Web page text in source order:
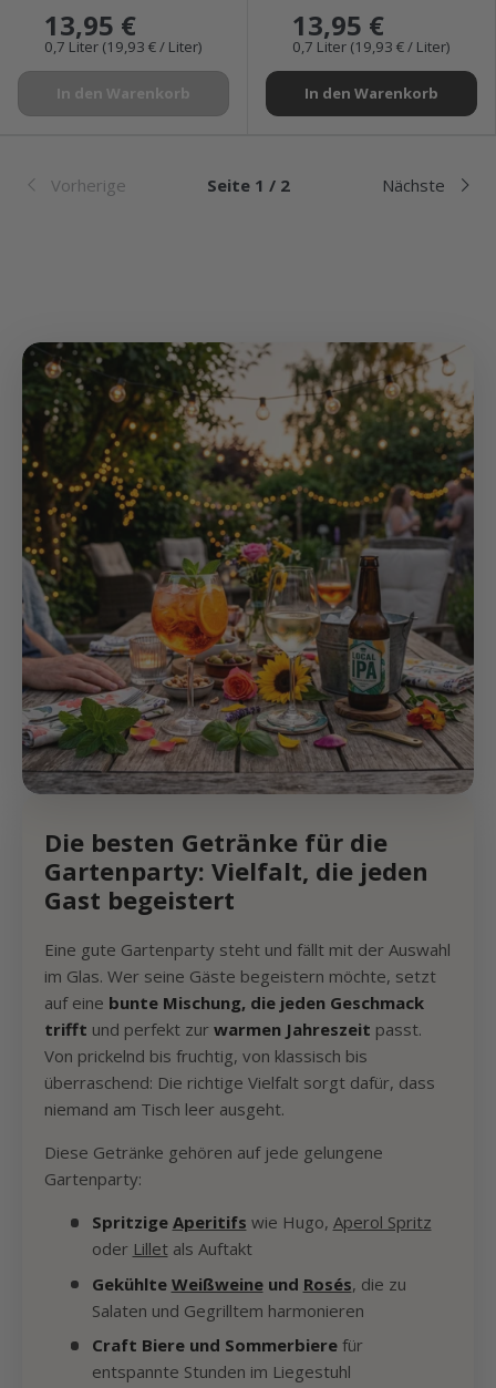
13,95 €
0,7 Liter (19,93 € / Liter)
In den Warenkorb
13,95 €
0,7 Liter (19,93 € / Liter)
In den Warenkorb
Vorherige Seite 1 / 2 Nächste
Die besten Getränke für die
Gartenparty: Vielfalt, die jeden
Gast begeistert
Eine gute Gartenparty steht und fällt mit der Auswahl
im Glas. Wer seine Gäste begeistern möchte, setzt
auf eine bunte Mischung, die jeden Geschmack
trifft und perfekt zur warmen Jahreszeit passt.
Von prickelnd bis fruchtig, von klassisch bis
überraschend: Die richtige Vielfalt sorgt dafür, dass
niemand am Tisch leer ausgeht.
Diese Getränke gehören auf jede gelungene
Gartenparty:
Spritzige Aperitifs wie Hugo, Aperol Spritz
oder Lilletals Auftakt
Gekühlte Weißweineund Rosés, die zu
Salaten und Gegrilltem harmonieren
Craft Biere und Sommerbierefür
entspannte Stunden im Liegestuhl